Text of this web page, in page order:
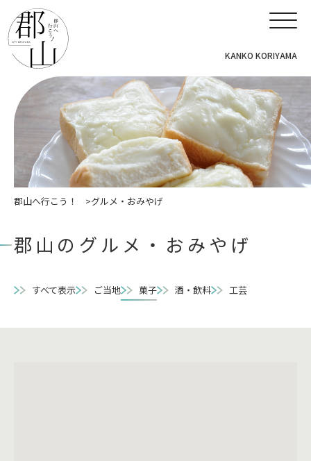
KANKO KORIYAMA
郡山へ行こう！ グルメ・おみやげ
郡山のグルメ・おみやげ
すべて表示 ご当地 菓子 酒・飲料 工芸